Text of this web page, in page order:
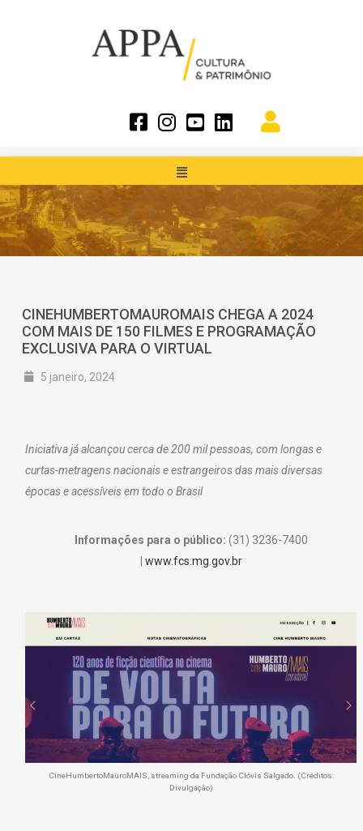
CINEHUMBERTOMAUROMAIS CHEGA A 2024
COM MAIS DE 150 FILMES E PROGRAMAÇÃO
EXCLUSIVA PARA O VIRTUAL
5 janeiro, 2024
Iniciativa já alcançou cerca de 200 mil pessoas, com longas e
curtas-metragens nacionais e estrangeiros das mais diversas
épocas e acessíveis em todo o Brasil
Informações para o público: (31) 3236-7400
www.fcs.mg.gov.br
CineHumbertoMauroMAIS, streaming da Fundação Clóvis Salgado. (Créditos:
Divulgação)